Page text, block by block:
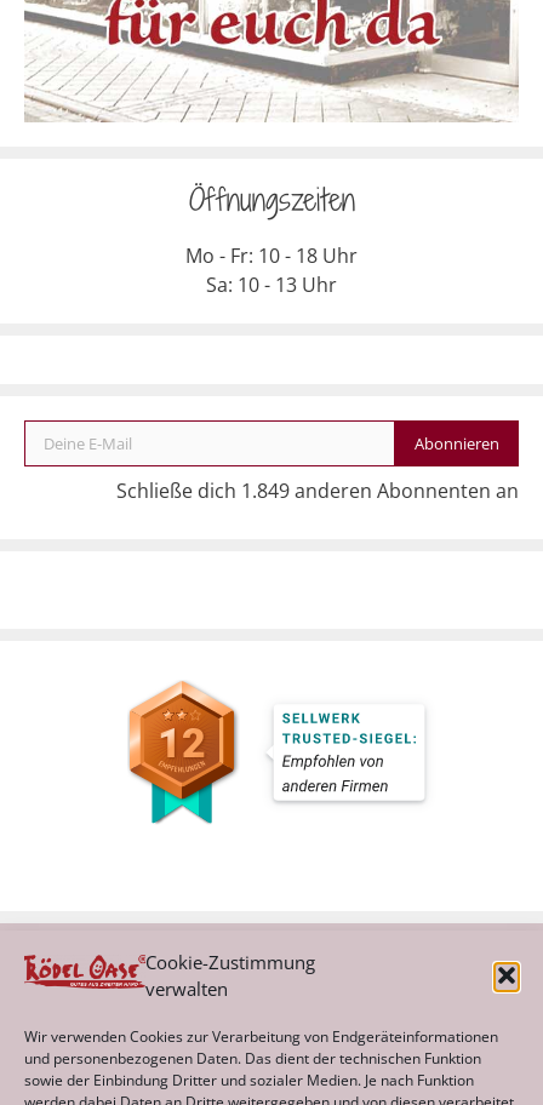
Cookie-Zustimmung
verwalten
Wir verwenden Cookies zur Verarbeitung von Endgeräteinformationen
und personenbezogenen Daten. Das dient der technischen Funktion
sowie der Einbindung Dritter und sozialer Medien. Je nach Funktion
Öffnungszeiten
Mo - Fr: 10 - 18 Uhr
Sa: 10 - 13 Uhr
Deine E-Mail
Abonnieren
Schließe dich 1.849 anderen Abonnenten an